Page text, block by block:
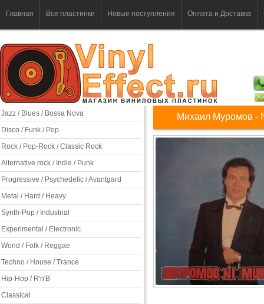
Главная Все пластинки Новые поступления Оплата и Доставка
Jazz / Blues / Bossa Nova
Disco / Funk / Pop
Rock / Pop-Rock / Classic Rock
Alternative rock / Indie / Punk
Progressive / Psychedelic / Avantgard
Metal / Hard / Heavy
Synth-Pop / Industrial
Experimental / Electronic
World / Folk / Reggae
Techno / House / Trance
Hip-Hop / R'n'B
Classical
Михаил Муромов -